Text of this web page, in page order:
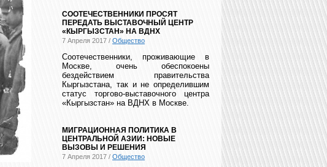
СООТЕЧЕСТВЕННИКИ ПРОСЯТ
ПЕРЕДАТЬ ВЫСТАВОЧНЫЙ ЦЕНТР
«КЫРГЫЗСТАН» НА ВДНХ
7 Апреля 2017 / Общество
Соотечественники, проживающие в
Москве, очень обеспокоены
бездействием правительства
Кыргызстана, так и не определившим
статус торгово-выставочного центра
«Кыргызстан» на ВДНХ в Москве.
МИГРАЦИОННАЯ ПОЛИТИКА В
ЦЕНТРАЛЬНОЙ АЗИИ: НОВЫЕ
ВЫЗОВЫ И РЕШЕНИЯ
7 Апреля 2017 / Общество